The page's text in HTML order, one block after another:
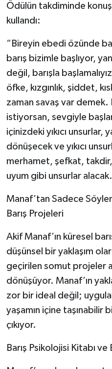
Ödülün takdiminde
kullandı:
“Bireyin ebedi özünde
barış bizimle başlıyor,
değil, barışla
öfke, kızgınlık, şiddet,
zaman savaş var demek.
istiyorsan, sevgiyle
içinizdeki yıkıcı unsurlar,
dönüşecek ve yıkıcı
merhamet, şefkat, takdir,
uyum gibi unsurlar
Manaf’tan Sadece
Barış Projeleri
Akif Manaf’ın küresel
düşünsel bir yaklaşım
geçirilen somut projeler
dönüşüyor. Manaf’ın
zor bir ideal değil;
yaşamın içine taşınabilir
çıkıyor.
Barış Psikolojisi Kitabı ve